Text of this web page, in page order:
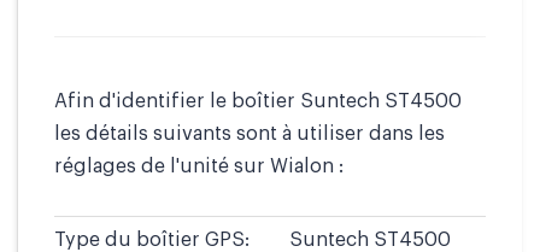
Afin d'identifier le boîtier Suntech ST4500
les détails suivants sont à utiliser dans les
réglages de l'unité sur Wialon :
Type du boîtier GPS: Suntech ST4500